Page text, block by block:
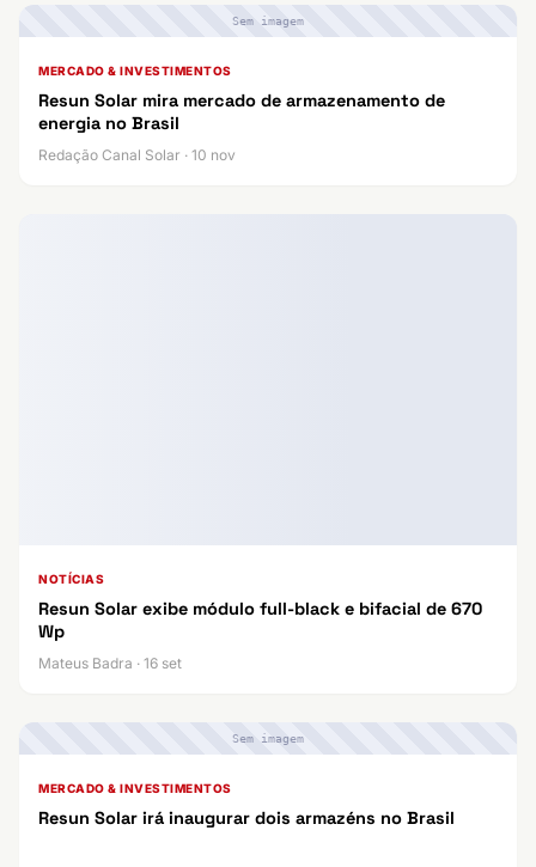
Sem imagem
MERCADO & INVESTIMENTOS
Resun Solar mira mercado de armazenamento de
energia no Brasil
Redação Canal Solar · 10 nov
NOTÍCIAS
Resun Solar exibe módulo full-black e bifacial de 670
Wp
Mateus Badra · 16 set
Sem imagem
MERCADO & INVESTIMENTOS
Resun Solar irá inaugurar dois armazéns no Brasil